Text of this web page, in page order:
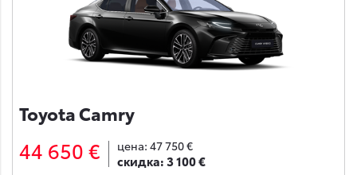
Toyota Camry
44 650 € цена: 47 750 €
скидка:3 100 €